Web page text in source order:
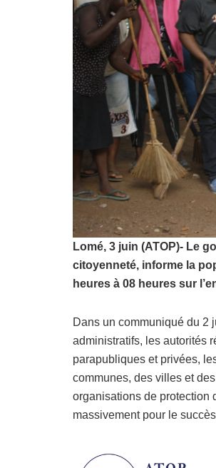
Lomé, 3 juin (ATOP)- Le
citoyenneté, informe la
heures à 08 heures sur
Dans un communiqué du 2
administratifs, les autorités
parapubliques et privées,
communes, des villes et
organisations de protection
massivement pour le